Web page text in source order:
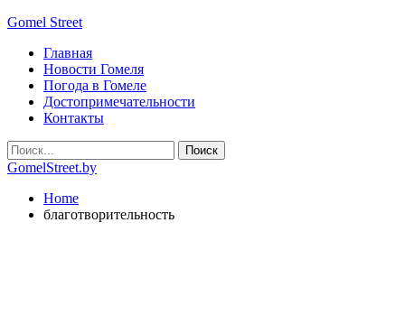
Gomel Street
Главная
Новости Гомеля
Погода в Гомеле
Достопримечательности
Контакты
GomelStreet.by
Home
благотворительность